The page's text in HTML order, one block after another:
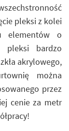
pleksi z kolei
elementów o
pleksi bardzo
akrylowego,
można
przez
cenie za metr